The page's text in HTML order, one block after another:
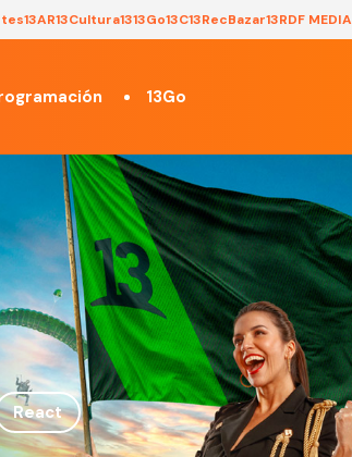
AR13Cultura1313Go13C13RecBazar13RDF MEDIA
13Go
React